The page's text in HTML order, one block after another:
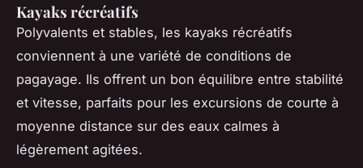
Kayaks récréatifs
Polyvalents et stables, les kayaks récréatifs
conviennent à une variété de conditions de
pagayage. Ils offrent un bon équilibre entre stabilité
et vitesse, parfaits pour les excursions de courte à
moyenne distance sur des eaux calmes à
légèrement agitées.